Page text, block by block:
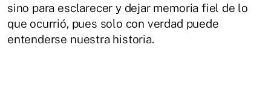
sino para esclarecer y dejar memoria fiel de lo
que ocurrió, pues solo con verdad puede
entenderse nuestra historia.